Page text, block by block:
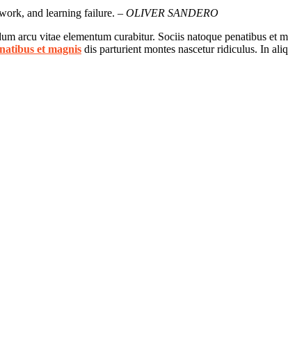
and learning failure. – OLIVER SANDERO
arcu vitae elementum curabitur. Sociis natoque penatibus
et magnis dis parturient montes nascetur ridiculus. In